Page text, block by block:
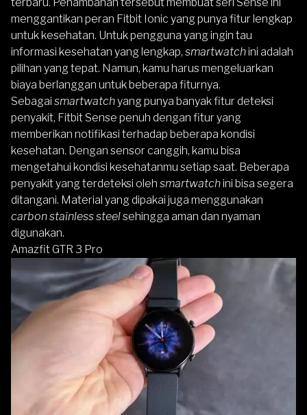
menggantikan peran Fitbit Ionic yang punya fitur lengkap
untuk kesehatan. Untuk pengguna yang ingin tau
informasi kesehatan yang lengkap, smartwatchini adalah
pilihan yang tepat. Namun, kamu harus mengeluarkan
biaya berlanggan untuk beberapa fiturnya.
Sebagai smartwatchyang punya banyak fitur deteksi
penyakit, Fitbit Sense penuh dengan fitur yang
memberikan notifikasi terhadap beberapa kondisi
kesehatan. Dengan sensor canggih, kamu bisa
mengetahui kondisi kesehatanmu setiap saat. Beberapa
penyakit yang terdeteksi oleh smartwatchini bisa segera
ditangani. Material yang dipakai juga menggunakan
carbon stainless steelsehingga aman dan nyaman
digunakan.
Amazfit GTR 3 Pro